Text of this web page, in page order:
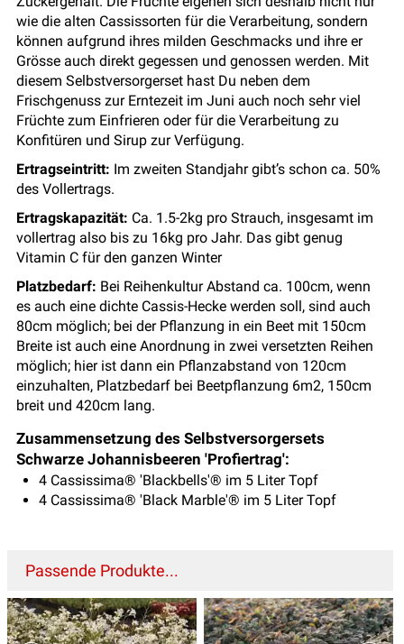
wie die alten Cassissorten für die Verarbeitung, sondern
können aufgrund ihres milden Geschmacks und ihre er
Grösse auch direkt gegessen und genossen werden. Mit
diesem Selbstversorgerset hast Du neben dem
Frischgenuss zur Erntezeit im Juni auch noch sehr viel
Früchte zum Einfrieren oder für die Verarbeitung zu
Konfitüren und Sirup zur Verfügung.
Ertragseintritt: Im zweiten Standjahr gibt’s schon ca. 50%
des Vollertrags.
Ertragskapazität: Ca. 1.5-2kg pro Strauch, insgesamt im
vollertrag also bis zu 16kg pro Jahr. Das gibt genug
Vitamin C für den ganzen Winter
Platzbedarf: Bei Reihenkultur Abstand ca. 100cm, wenn
es auch eine dichte Cassis-Hecke werden soll, sind auch
80cm möglich; bei der Pflanzung in ein Beet mit 150cm
Breite ist auch eine Anordnung in zwei versetzten Reihen
möglich; hier ist dann ein Pflanzabstand von 120cm
einzuhalten, Platzbedarf bei Beetpflanzung 6m2, 150cm
breit und 420cm lang.
Zusammensetzung des Selbstversorgersets
Schwarze Johannisbeeren 'Profiertrag':
4 Cassissima® 'Blackbells'® im 5 Liter Topf
4 Cassissima® 'Black Marble'® im 5 Liter Topf
Passende Produkte...